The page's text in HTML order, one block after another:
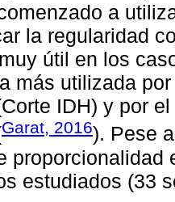
a
la regularidad
útil en los
más utilizada
IDH) y por
Garat, 2016). Pese
proporcionalidad
estudiados (33